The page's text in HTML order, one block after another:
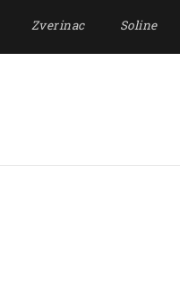
Zverinac Soline